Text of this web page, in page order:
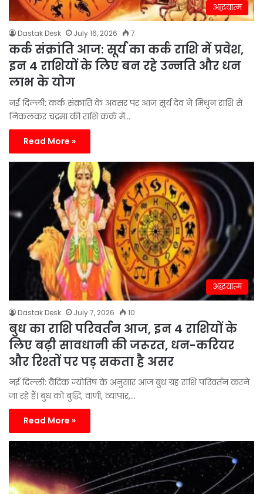
अद्धयात्म
Dastak Desk July 16, 2026 7
कर्क संक्रांति आज: सूर्य का कर्क राशि में प्रवेश,
इन 4 राशियों के लिए बन रहे उन्नति और धन
लाभ के योग
नई दिल्ली: कर्क संक्रांति के अवसर पर आज सूर्य देव ने मिथुन राशि से
निकलकर चंद्रमा की राशि कर्क में…
Read More »
अद्धयात्म
Dastak Desk July 7, 2026 10
बुध का राशि परिवर्तन आज, इन 4 राशियों के
लिए बढ़ी सावधानी की जरूरत, धन-करियर
और रिश्तों पर पड़ सकता है असर
नई दिल्ली: वैदिक ज्योतिष के अनुसार आज बुध ग्रह राशि परिवर्तन करने
जा रहे हैं। बुध को बुद्धि, वाणी, व्यापार,…
Read More »